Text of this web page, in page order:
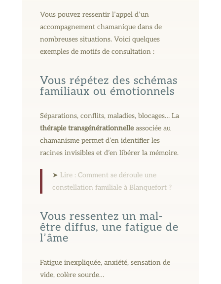
Vous pouvez ressentir l’appel d’un
accompagnement chamanique dans de
nombreuses situations. Voici quelques
exemples de motifs de consultation :
Vous répétez des schémas
familiaux ou émotionnels
Séparations, conflits, maladies, blocages… La
thérapie transgénérationnelleassociée au
chamanisme permet d’en identifier les
racines invisibles et d’en libérer la mémoire.
➤ Lire : Comment se déroule une
constellation familiale à Blanquefort ?
Vous ressentez un mal-
être diffus, une fatigue de
l’âme
Fatigue inexpliquée, anxiété, sensation de
vide, colère sourde…